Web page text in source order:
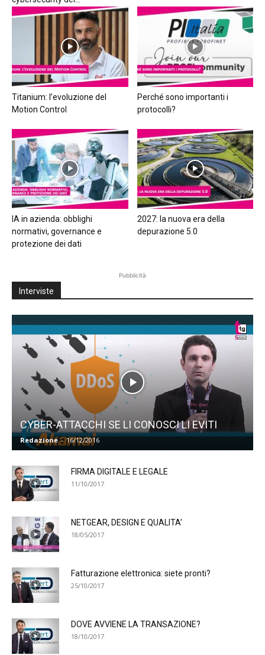
Titanium: l’evoluzione del
Motion Control
Perché sono importanti i
protocolli?
IA in azienda: obblighi
normativi, governance e
protezione dei dati
2027: la nuova era della
depurazione 5.0
Pubblicità
Interviste
CYBER-ATTACCHI SE LI CONOSCI LI EVITI
Redazione - 16/12/2016
FIRMA DIGITALE E LEGALE
11/10/2017
NETGEAR, DESIGN E QUALITA’
18/05/2017
Fatturazione elettronica: siete pronti?
25/10/2017
DOVE AVVIENE LA TRANSAZIONE?
18/10/2017